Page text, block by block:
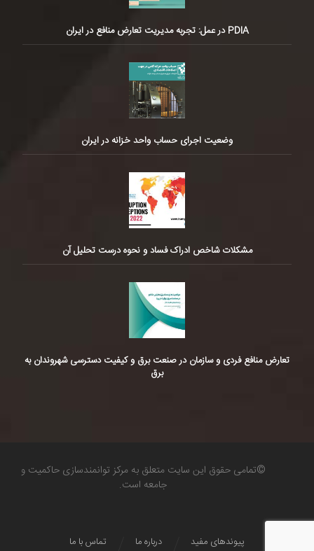
PDIA در عمل: تجربه مدیریت تعارض منافع در ایران
وضعیت اجرای حساب واحد خزانه در ایران
مشکلات شاخص ادراک فساد و نحوه درست تحلیل آن
تعارض منافع فردی و سازمان در صنعت برق و کیفیت دسترسی شهروندان به
برق
©تمامی حقوق این سایت متعلق به مرکز توانمندسازی حاکمیت و
جامعه است.
تماس با ما درباره ما پیوندهای مفید